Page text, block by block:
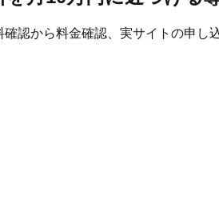
認から料金確認、実サイトの申し